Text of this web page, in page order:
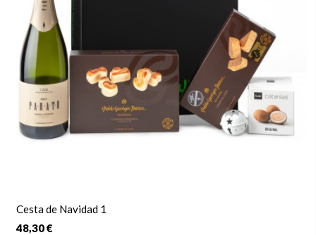
Cesta de Navidad 1
48,30 €